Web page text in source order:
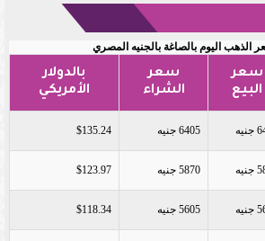
اليوم بالصاغة بالجنيه المصري
سعر
البيع
سعر
الشراء
بالدولار
الأمريكي
6405 جنيه $135.24
5870 جنيه $123.97
5605 جنيه $118.34